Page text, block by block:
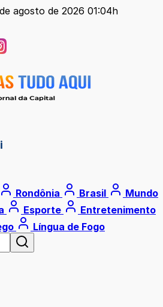
agosto de 2026 01:04h
Rondônia Brasil
Mundo
Esporte
Entretenimento
Língua de Fogo